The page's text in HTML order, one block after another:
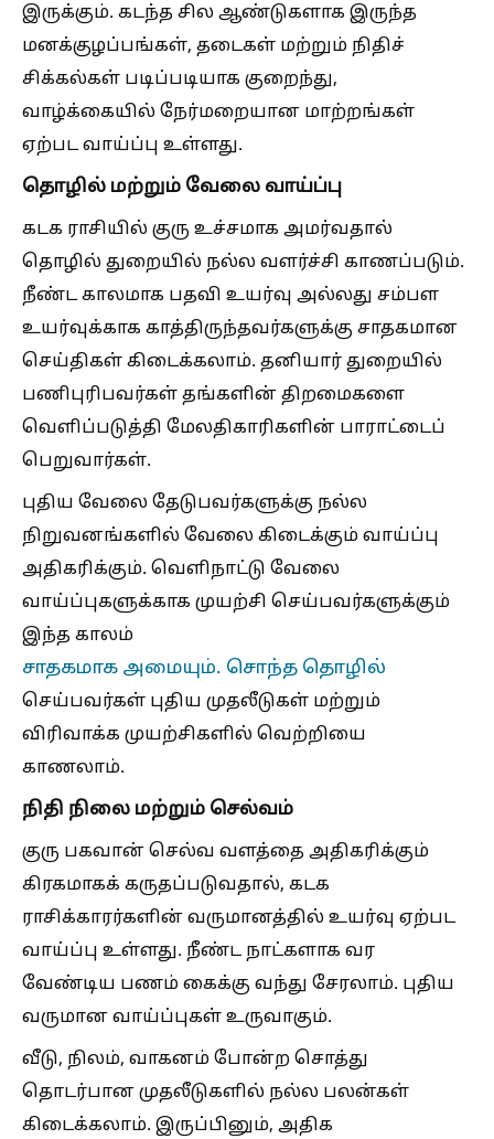
இருக்கும். கடந்த சில ஆண்டுகளாக இருந்த
மனக்குழப்பங்கள், தடைகள் மற்றும் நிதிச்
சிக்கல்கள் படிப்படியாக குறைந்து,
வாழ்க்கையில் நேர்மறையான மாற்றங்கள்
ஏற்பட வாய்ப்பு உள்ளது.
தொழில் மற்றும் வேலை வாய்ப்பு
கடக ராசியில் குரு உச்சமாக அமர்வதால்
தொழில் துறையில் நல்ல வளர்ச்சி காணப்படும்.
நீண்ட காலமாக பதவி உயர்வு அல்லது சம்பள
உயர்வுக்காக காத்திருந்தவர்களுக்கு சாதகமான
செய்திகள் கிடைக்கலாம். தனியார் துறையில்
பணிபுரிபவர்கள் தங்களின் திறமைகளை
வெளிப்படுத்தி மேலதிகாரிகளின் பாராட்டைப்
பெறுவார்கள்.
புதிய வேலை தேடுபவர்களுக்கு நல்ல
நிறுவனங்களில் வேலை கிடைக்கும் வாய்ப்பு
அதிகரிக்கும். வெளிநாட்டு வேலை
வாய்ப்புகளுக்காக முயற்சி செய்பவர்களுக்கும்
இந்த காலம்
சாதகமாக அமையும். சொந்த தொழில்
செய்பவர்கள் புதிய முதலீடுகள் மற்றும்
விரிவாக்க முயற்சிகளில் வெற்றியை
காணலாம்.
நிதி நிலை மற்றும் செல்வம்
குரு பகவான் செல்வ வளத்தை அதிகரிக்கும்
கிரகமாகக் கருதப்படுவதால், கடக
ராசிக்காரர்களின் வருமானத்தில் உயர்வு ஏற்பட
வாய்ப்பு உள்ளது. நீண்ட நாட்களாக வர
வேண்டிய பணம் கைக்கு வந்து சேரலாம். புதிய
வருமான வாய்ப்புகள் உருவாகும்.
வீடு, நிலம், வாகனம் போன்ற சொத்து
தொடர்பான முதலீடுகளில் நல்ல பலன்கள்
கிடைக்கலாம். இருப்பினும், அதிக